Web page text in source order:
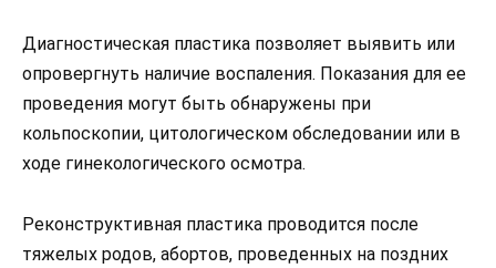
Диагностическая пластика позволяет выявить или
опровергнуть наличие воспаления. Показания для ее
проведения могут быть обнаружены при
кольпоскопии, цитологическом обследовании или в
ходе гинекологического осмотра.
Реконструктивная пластика проводится после
тяжелых родов, абортов, проведенных на поздних